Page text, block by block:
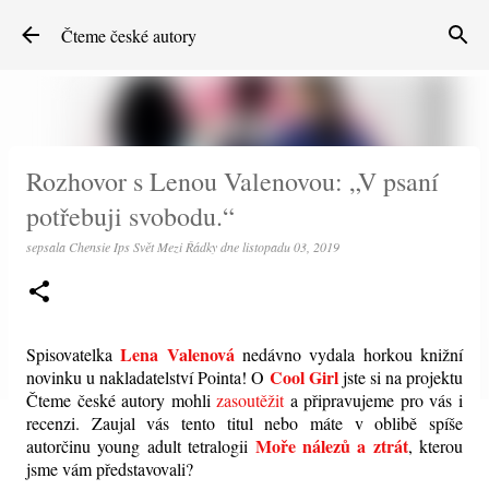
Přeskočit na hlavní obsah
Čteme české autory
Rozhovor s Lenou Valenovou: „V psaní
potřebuji svobodu.“
sepsala Chensie Ips Svět Mezi Řádkydnelistopadu 03, 2019
SpisovatelkaLena Valenová nedávno vydala horkou knižní
novinku u nakladatelství Pointa! O Cool Girljste si na projektu
Čteme české autory mohlizasoutěžita připravujeme pro vás i
recenzi. Zaujal vás tento titul nebo máte v oblibě spíše
autorčinu young adult tetralogii Moře nálezů a ztrát, kterou
jsme vám představovali?